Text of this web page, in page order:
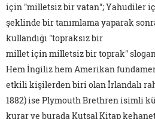
için "milletsiz bir vatan"; Yahudiler
şeklinde bir tanımlama yaparak
kullandığı "topraksız bir
millet için milletsiz bir toprak"
Hem İngiliz hem Amerikan
etkili kişilerden biri olan İrlandalı
1882) ise Plymouth Brethren isimli
kurar ve burada Kutsal Kitap